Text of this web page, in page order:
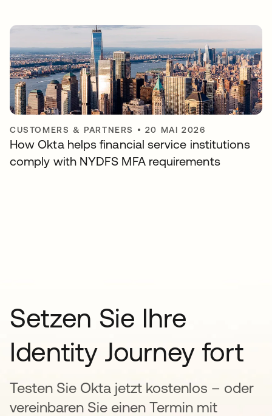
CUSTOMERS & PARTNERS • 20 MAI 2026
How Okta helps financial service institutions
comply with NYDFS MFA requirements
Setzen Sie Ihre
Identity Journey fort
Testen Sie Okta jetzt kostenlos – oder
vereinbaren Sie einen Termin mit